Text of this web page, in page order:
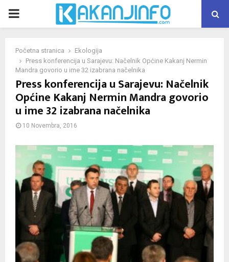
PRIMARY
Početna stranica
Ekologija
Press konferencija u Sarajevu: Načelnik Općine Kakanj Nermin
Mandra govorio u ime 32 izabrana načelnika
Press konferencija u Sarajevu: Načelnik
Općine Kakanj Nermin Mandra govorio
u ime 32 izabrana načelnika
10 Novembra, 2016